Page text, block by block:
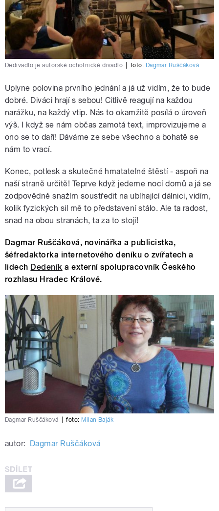
Dedivadlo je autorské ochotnické divadlo foto: Dagmar Ruščáková
Uplyne polovina prvního jednání a já už vidím, že to bude
dobré. Diváci hrají s sebou! Citlivě reagují na každou
narážku, na každý vtip. Nás to okamžitě posílá o úroveň
výš. I když se nám občas zamotá text, improvizujeme a
ono se to daří! Dáváme ze sebe všechno a bohatě se
nám to vrací.
Konec, potlesk a skutečné hmatatelné štěstí - aspoň na
naší straně určitě! Teprve když jedeme nocí domů a já se
zodpovědně snažím soustředit na ubíhající dálnici, vidím,
kolik fyzických sil mě to představení stálo. Ale ta radost,
snad na obou stranách, ta za to stojí!
Dagmar Ruščáková, novinářka a publicistka,
šéfredaktorka internetového deníku o zvířatech a
lidech Dedeník a externí spolupracovník Českého
rozhlasu Hradec Králové.
Dagmar Ruščáková foto: Milan Baják
autor: Dagmar Ruščáková